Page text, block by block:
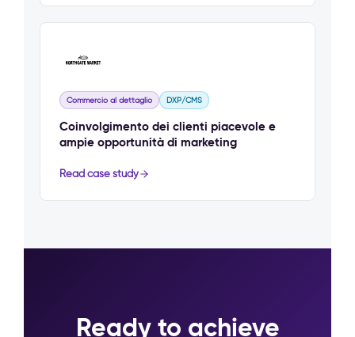
Commercio al dettaglio DXP/CMS
Coinvolgimento dei clienti piacevole e
ampie opportunità di marketing
Read case study
Ready to achieve